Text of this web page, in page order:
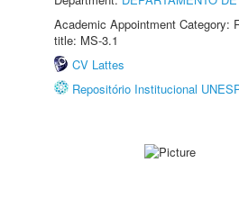
Academic Appointment Category:
title: MS-3.1
CV Lattes
Repositório Institucional